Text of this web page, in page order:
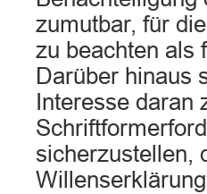
zumutbar, für
zu beachten als
Darüber hinaus
Interesse daran
sicherzustellen,